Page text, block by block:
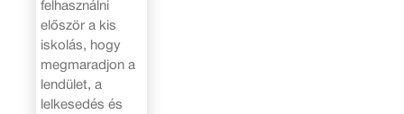
felhasználni
először a kis
iskolás, hogy
megmaradjon a
lendület, a
lelkesedés és